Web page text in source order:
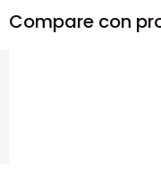
Compare con